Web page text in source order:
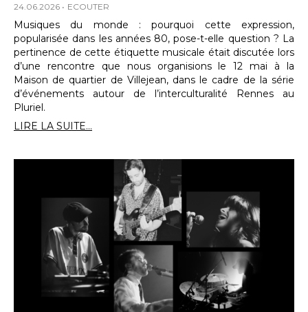
24.06.2026 ECOUTER
Musiques du monde : pourquoi cette expression,
popularisée dans les années 80, pose-t-elle question ? La
pertinence de cette étiquette musicale était discutée lors
d’une rencontre que nous organisions le 12 mai à la
Maison de quartier de Villejean, dans le cadre de la série
d’événements autour de l’interculturalité Rennes au
Pluriel.
LIRE LA SUITE...